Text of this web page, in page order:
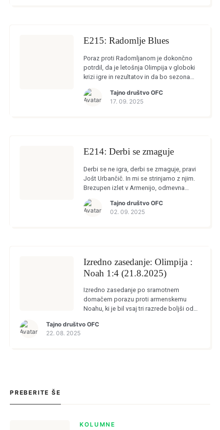
E215: Radomlje Blues
Poraz proti Radomljanom je dokončno
potrdil, da je letošnja Olimpija v globoki
krizi igre in rezultatov in da bo sezona
Domžalah, kjer so […]
Tajno društvo OFC
17. 09. 2025
E214: Derbi se zmaguje
Derbi se ne igra, derbi se zmaguje, pravi
Jošt Urbančič. In mi se strinjamo z njim.
Brezupen izlet v Armenijo, odmevna
tokratnega zasedanja, […]
Tajno društvo OFC
02. 09. 2025
Izredno zasedanje: Olimpija :
Noah 1:4 (21.8.2025)
Izredno zasedanje po sramotnem
domačem porazu proti armenskemu
Noahu, ki je bil vsaj tri razrede boljši od
Menjava trenerja ni prinesla ničesar in zdi
Tajno društvo OFC
22. 08. 2025
PREBERITE ŠE
KOLUMNE
Login